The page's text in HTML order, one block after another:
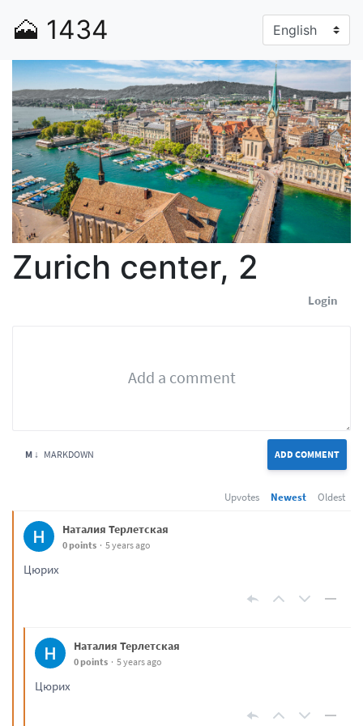
🗻 1434
Zurich center, 2
Login
ADD COMMENT
M ↓ MARKDOWN
Upvotes Newest Oldest
Наталия Терлетская
0 points 5 years ago
Цюрих
Наталия Терлетская
0 points 5 years ago
Цюрих